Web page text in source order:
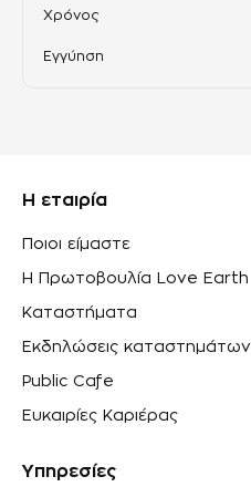
Χρόνος
Εγγύηση
Η εταιρία
Ποιοι είμαστε
Η Πρωτοβουλία Love Earth
Καταστήματα
Εκδηλώσεις καταστημάτων
Public Cafe
Ευκαιρίες Καριέρας
Υπηρεσίες